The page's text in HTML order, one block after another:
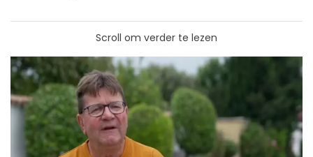
Scroll om verder te lezen